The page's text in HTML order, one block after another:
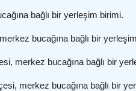
bağlı bir yerleşim birimi.
bucağına bağlı bir
merkez bucağına bağlı bir
merkez bucağına bağlı bir